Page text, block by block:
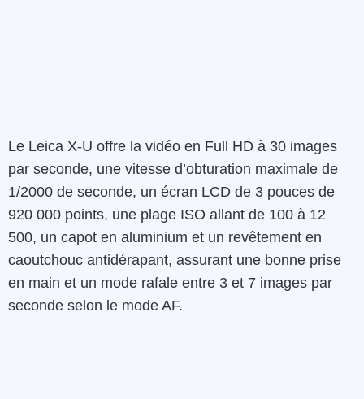
Le Leica X-U offre la vidéo en Full HD à 30 images
par seconde, une vitesse d’obturation maximale de
1/2000 de seconde, un écran LCD de 3 pouces de
920 000 points, une plage ISO allant de 100 à 12
500, un capot en aluminium et un revêtement en
caoutchouc antidérapant, assurant une bonne prise
en main et un mode rafale entre 3 et 7 images par
seconde selon le mode AF.